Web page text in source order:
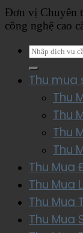
Đơn vị Chuyên
công nghệ cao
Thu mua
Thu
Thu
Thu
Thu
Thu Mua
Thu Mua
Thu Mua
Thu Mua